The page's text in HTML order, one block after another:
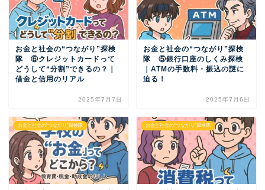
お金と社会の“つながり”探検
隊 ⑥クレジットカードって
どうして“分割”できるの？｜
借金と信用のリアル
2025年7月7日
お金と社会の“つながり”探検
隊 ⑤銀行口座のしくみ探検
｜ATMの手数料・振込の謎に
迫る！
2025年7月6日
お金と社会の“つながり”探検隊 お金と社会の“つながり”探検隊